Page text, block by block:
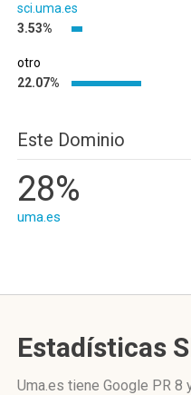
sci.uma.es
3.53%
otro
22.07%
Este Dominio
28%
uma.es
Estadísticas
Uma.es tiene Google PR 8